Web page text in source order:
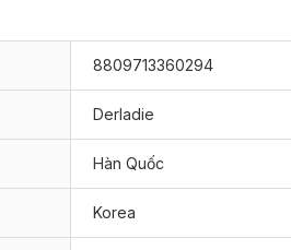
8809713360294
Derladie
Hàn Quốc
Korea